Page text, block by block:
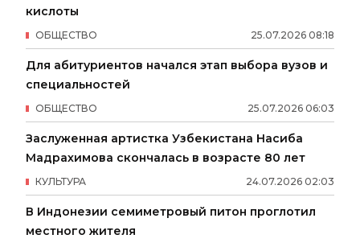
кислоты
25.07.2026 08:18
ОБЩЕСТВО
Для абитуриентов начался этап выбора вузов и
специальностей
25.07.2026 06:03
ОБЩЕСТВО
Заслуженная артистка Узбекистана Насиба
Мадрахимова скончалась в возрасте 80 лет
24.07.2026 02:03
КУЛЬТУРА
В Индонезии семиметровый питон проглотил
местного жителя